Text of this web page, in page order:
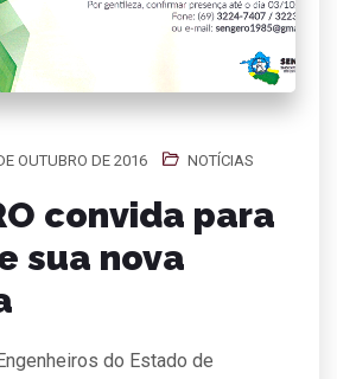
OUTUBRO DE 2016 NOTÍCIAS
convida para
sua nova
do Estado de